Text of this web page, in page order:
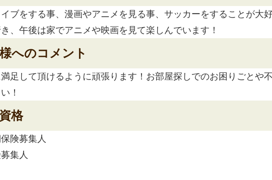
ブをする事、漫画やアニメを見る事、サッカーをすることが大
、午後は家でアニメや映画を見て楽しんでいます！
へのコメント
足して頂けるように頑張ります！お部屋探しでのお困りごとや
！
格
険募集人
集人